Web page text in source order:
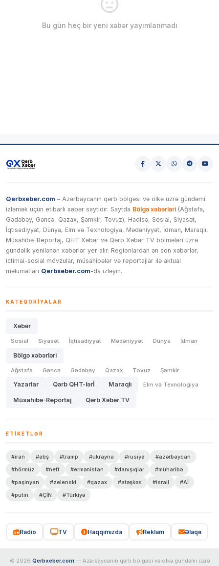
Bu gün heç bir yeni xəbər yayımlanmadı
Qerbxeber.com – Azərbaycanın qərb bölgəsi və ölkə üzrə gündəmi
izləmək üçün etibarlı xəbər saytıdır. Saytda Bölgə xəbərləri (Ağstafa,
Gədəbəy, Gəncə, Qazax, Şəmkir, Tovuz), Hadisə, Sosial, Siyasət,
İqtisadiyyat, Dünya, Elm və Texnologiya, Mədəniyyət, İdman, Maraqlı,
Müsahibə-Reportaj, QHT Xəbər və Qərb Xəbər TV bölmələri üzrə
gündəlik yenilənən xəbərlər yer alır. Regionlardan ən son xəbərlər,
ictimai-sosial mövzular, müsahibələr və reportajlar ilə aktual
məlumatları Qerbxeber.com-da izləyin.
KATEQORIYALAR
Xəbər
Sosial Siyasət İqtisadiyyat Mədəniyyət Dünya İdman
Bölgə xəbərləri
Ağstafa Gəncə Gədəbəy Qazax Tovuz Şəmkir
Yazarlar Qərb QHT-lərİ Maraqlı Elm və Texnologiya
Müsahibə-Reportaj Qərb Xəbər TV
ETIKETLƏR
#iran #abş #tramp #ukrayna #rusiya
#azərbaycan
#hörmüz
#neft #ermənistan #danışıqlar
#müharibə
#paşinyan
#zelenski #qazax #atəşkəs #israil
#Aİ
#putin
#ÇİN #Türkiyə
Radio TV Haqqımızda Reklam Əlaqə
© 2026 Qerbxeber.com — Azərbaycanın qərb bölgəsi və ölkə gündəmi üzrə